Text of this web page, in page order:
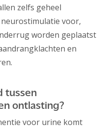
zelfs geheel
voor,
worden geplaatst
en
tussen
ontlasting?
voor urine komt